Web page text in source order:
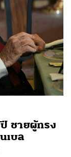
ปี ชายผู้ทรง
เบล